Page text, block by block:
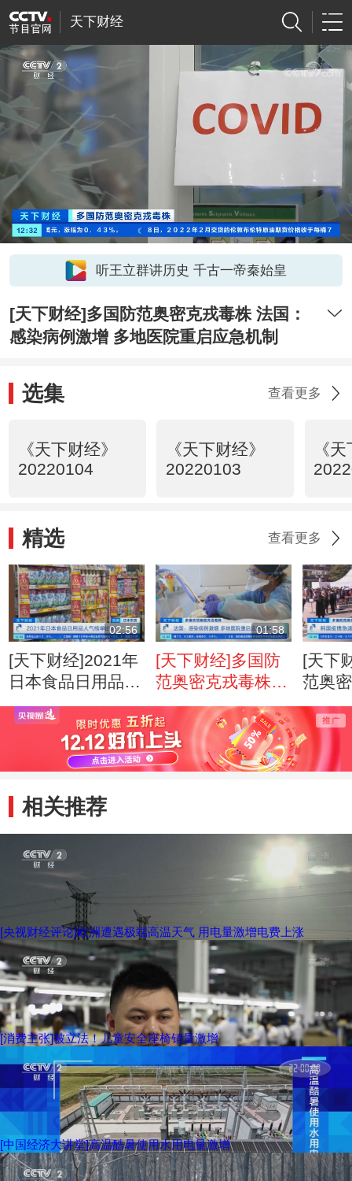
天下财经
听王立群讲历史 千古一帝秦始皇
[天下财经]多国防范奥密克戎毒株 法国：
感染病例激增 多地医院重启应急机制
选集 查看更多
《天下财经》
20220104
《天下财经》
20220103
《
精选 查看更多
02:56
[天下财经]2021年
日本食品日用品人
气榜单出炉
01:58
[天下财经]多国防
范奥密克戎毒株
法国：感染病例激
增 多地医院重启
应急机制
[天下
范奥
韩国
引恐
头攒动
相关推荐
[央视财经评论]欧洲遭遇极端高温天气 用电量激增电费上涨
[消费主张]被立法！儿童安全座椅销量激增
[中国经济大讲堂]高温酷暑使用水用电量激增